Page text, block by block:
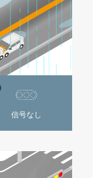
信号なし